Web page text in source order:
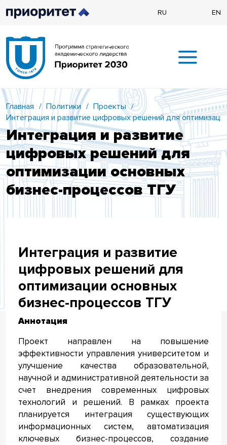
RU EN
Главная / Политики / Проекты /
Интеграция и развитие цифровых решений для
Интеграция и развитие
цифровых решений для
оптимизации основных
бизнес-процессов ТГУ
Интеграция и развитие
цифровых решений для
оптимизации основных
бизнес-процессов ТГУ
Аннотация
Проект направлен на повышение
эффективности управления университетом и
улучшение качества образовательной,
научной и административной деятельности за
счет внедрения современных цифровых
технологий и решений. В рамках проекта
планируется интеграция существующих
информационных систем, автоматизация
ключевых бизнес-процессов, создание